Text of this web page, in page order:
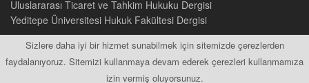
Sizlere daha iyi bir hizmet sunabilmek için sitemizde çerezlerden
faydalanıyoruz. Sitemizi kullanmaya devam ederek çerezleri kullanmamıza
izin vermiş oluyorsunuz.
Uluslararası Ticaret ve Tahkim Hukuku Dergisi
Yeditepe Üniversitesi Hukuk Fakültesi Dergisi
2015 © Tüm Hakları Saklıdır